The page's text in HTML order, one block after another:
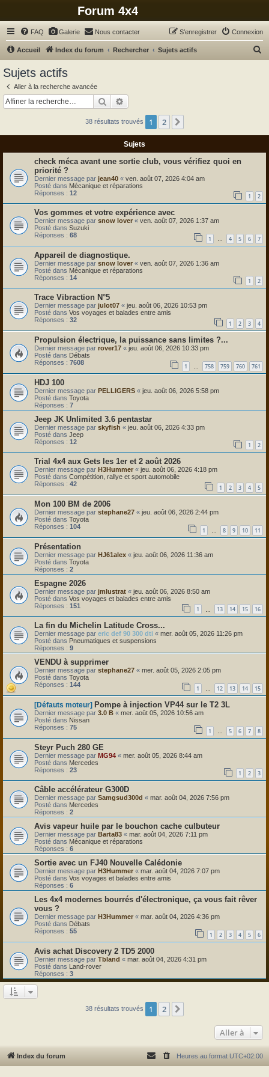
Forum 4x4
FAQ Galerie Nous contacter Connexion
S’enregistrer
Accueil Index du forum Rechercher Sujets actifs
c
Sujets actifs
Aller à la recherche avancée
Rechercher
38 résultats trouvés 1 2
Sujets
check méca avant une sortie club, vous vérifiez quoi en
priorité ?
Dernier message par jean40 « ven. août 07, 2026 4:04 am
Posté dans Mécanique et réparations
Réponses : 12 1 2
Vos gommes et votre expérience avec
Dernier message par snow lover « ven. août 07, 2026 1:37 am
Posté dans Suzuki
Réponses : 68 1 … 4 5 6 7
Appareil de diagnostique.
Dernier message par snow lover « ven. août 07, 2026 1:36 am
Posté dans Mécanique et réparations
Réponses : 14 1 2
Trace Vibraction N°5
Dernier message par julot07 « jeu. août 06, 2026 10:53 pm
Posté dans Vos voyages et balades entre amis
Réponses : 32 1 2 3 4
Propulsion électrique, la puissance sans limites ?...
Dernier message par rover17 « jeu. août 06, 2026 10:33 pm
Posté dans Débats
Réponses : 7608 1 … 758 759 760 761
HDJ 100
Dernier message par PELLIGERS « jeu. août 06, 2026 5:58 pm
Posté dans Toyota
Réponses : 7
Jeep JK Unlimited 3.6 pentastar
Dernier message par skyfish « jeu. août 06, 2026 4:33 pm
Posté dans Jeep
Réponses : 12 1 2
Trial 4x4 aux Gets les 1er et 2 août 2026
Dernier message par H3Hummer « jeu. août 06, 2026 4:18 pm
Posté dans Compétition, rallye et sport automobile
Réponses : 42 1 2 3 4 5
Mon 100 BM de 2006
Dernier message par stephane27 « jeu. août 06, 2026 2:44 pm
Posté dans Toyota
Réponses : 104 1 … 8 9 10 11
Présentation
Dernier message par HJ61alex « jeu. août 06, 2026 11:36 am
Posté dans Toyota
Réponses : 2
Espagne 2026
Dernier message par jmlustrat « jeu. août 06, 2026 8:50 am
Posté dans Vos voyages et balades entre amis
Réponses : 151 1 13 14 15 16
La fin du Michelin Latitude Cross...
Dernier message par eric def 90 300 dti « mer. août 05, 2026 11:26 pm
Posté dans Pneumatiques et suspensions
Réponses : 9
VENDU à supprimer
Dernier message par stephane27 « mer. août 05, 2026 2:05 pm
Posté dans Toyota
Réponses : 144 1 … 12 13 14 15
[Défauts moteur] Pompe à injection VP44 sur le T2 3L
Dernier message par 3.0 B « mer. août 05, 2026 10:56 am
Posté dans Nissan
Réponses : 75 1 … 5 6 7 8
Steyr Puch 280 GE
Dernier message par MG94 « mer. août 05, 2026 8:44 am
Posté dans Mercedes
Réponses : 23 1 2 3
Câble accélérateur G300D
Dernier message par Samgsud300d « mar. août 04, 2026 7:56 pm
Posté dans Mercedes
Réponses : 2
Avis vapeur huile par le bouchon cache culbuteur
Dernier message par Barta83 « mar. août 04, 2026 7:11 pm
Posté dans Mécanique et réparations
Réponses : 6
Sortie avec un FJ40 Nouvelle Calédonie
Dernier message par H3Hummer « mar. août 04, 2026 7:07 pm
Posté dans Vos voyages et balades entre amis
Réponses : 6
Les 4x4 modernes bourrés d'électronique, ça vous fait rêver
vous ?
Dernier message par H3Hummer « mar. août 04, 2026 4:36 pm
Posté dans Débats
Réponses : 55 1 2 3 4 5 6
Avis achat Discovery 2 TD5 2000
Dernier message par Tbland « mar. août 04, 2026 4:31 pm
Posté dans Land-rover
Réponses : 3
38 résultats trouvés 1 2
Aller à
Index du forum Heures au format UTC+02:00